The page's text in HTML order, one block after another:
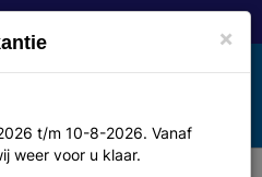
×
t/m 10-8-2026. Vanaf
weer voor u klaar.